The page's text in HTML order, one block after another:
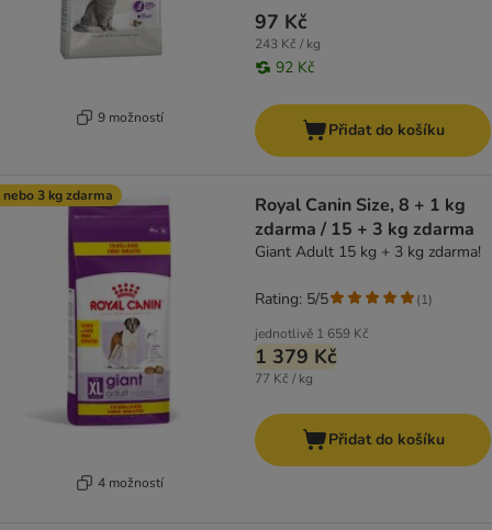
9 možností
97 Kč
243 Kč / kg
92 Kč
Přidat do košíku
nebo 3 kg zdarma
4 možností
Royal Canin Size, 8 + 1 kg
zdarma / 15 + 3 kg zdarma
Giant Adult 15 kg + 3 kg zdarma!
jednotlivě 1 659 Kč
1 379 Kč
77 Kč / kg
Rating: 5/5 (1)
Přidat do košíku